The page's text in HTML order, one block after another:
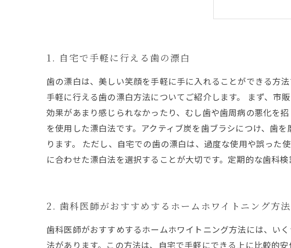
1. 自宅で手軽に行える歯の漂白
歯の漂白は、美しい笑顔を手軽に手に入れることができる方
手軽に行える歯の漂白方法についてご紹介します。 まず、市
効果があまり感じられなかったり、むし歯や歯周病の悪化を
を使用した漂白法です。アクティブ炭を歯ブラシにつけ、歯
ります。 ただし、自宅での歯の漂白は、過度な使用や誤った
に合わせた漂白法を選択することが大切です。定期的な歯科
2. 歯科医師がおすすめするホームホワイトニング方法
歯科医師がおすすめするホームホワイトニング方法には、い
法があります。この方法は、自宅で手軽にできる上に比較的